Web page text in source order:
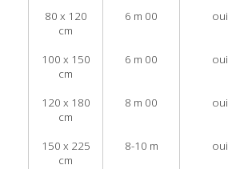
80 x 120
cm
6 m 00 oui
100 x 150
cm
6 m 00 oui
120 x 180
cm
8 m 00 oui
150 x 225
cm
8-10 m oui